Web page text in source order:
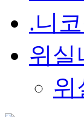
.니
위실
위